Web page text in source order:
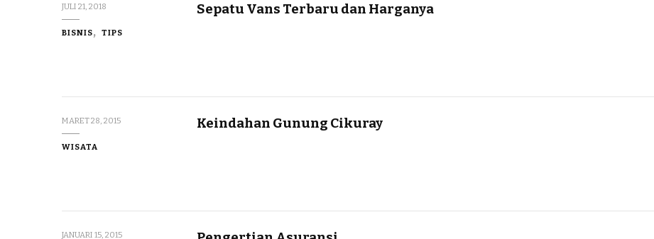
JULI 21, 2018
BISNIS TIPS
Sepatu Vans Terbaru dan Harganya
MARET 28, 2015
WISATA
Keindahan Gunung Cikuray
JANUARI 15, 2015